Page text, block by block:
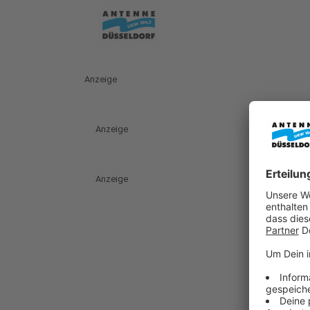
Anzeige
Anzeige
Anzeige